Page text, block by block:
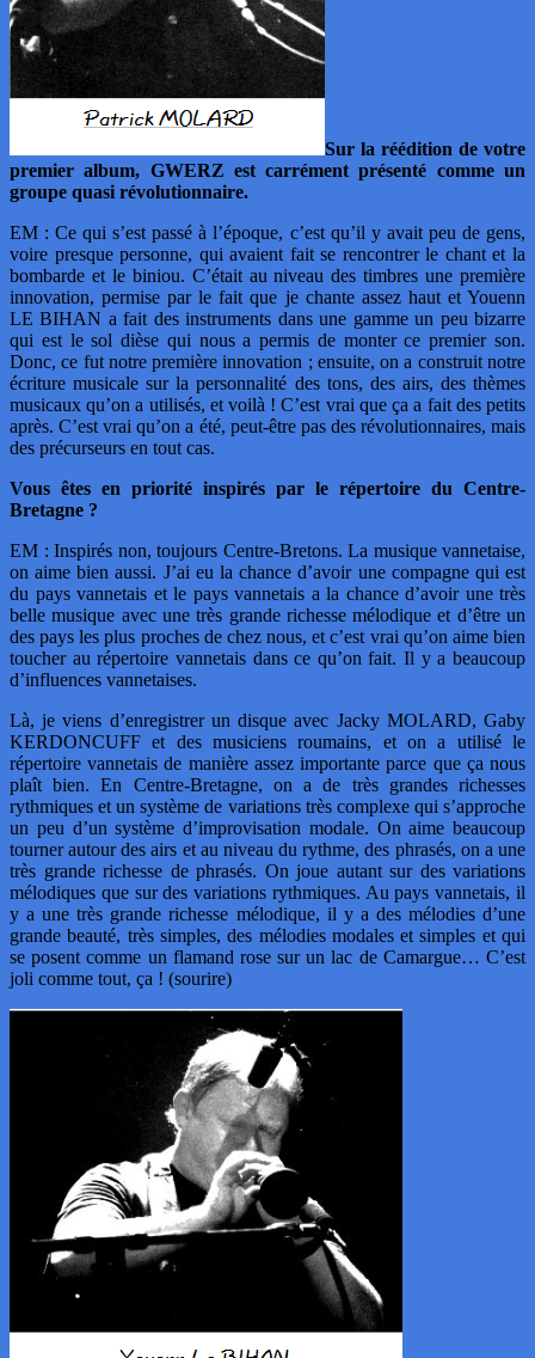
Sur la réédition de votre
premier album, GWERZ est carrément présenté comme un
groupe quasi révolutionnaire.
EM : Ce qui s’est passé à l’époque, c’est qu’il y avait peu de gens,
voire presque personne, qui avaient fait se rencontrer le chant et la
bombarde et le biniou. C’était au niveau des timbres une première
innovation, permise par le fait que je chante assez haut et Youenn
LE BIHAN a fait des instruments dans une gamme un peu bizarre
qui est le sol dièse qui nous a permis de monter ce premier son.
Donc, ce fut notre première innovation ; ensuite, on a construit notre
écriture musicale sur la personnalité des tons, des airs, des thèmes
musicaux qu’on a utilisés, et voilà ! C’est vrai que ça a fait des petits
après. C’est vrai qu’on a été, peut-être pas des révolutionnaires, mais
des précurseurs en tout cas.
Vous êtes en priorité inspirés par le répertoire du Centre-
Bretagne ?
EM : Inspirés non, toujours Centre-Bretons. La musique vannetaise,
on aime bien aussi. J’ai eu la chance d’avoir une compagne qui est
du pays vannetais et le pays vannetais a la chance d’avoir une très
belle musique avec une très grande richesse mélodique et d’être un
des pays les plus proches de chez nous, et c’est vrai qu’on aime bien
toucher au répertoire vannetais dans ce qu’on fait. Il y a beaucoup
d’influences vannetaises.
Là, je viens d’enregistrer un disque avec Jacky MOLARD, Gaby
KERDONCUFF et des musiciens roumains, et on a utilisé le
répertoire vannetais de manière assez importante parce que ça nous
plaît bien. En Centre-Bretagne, on a de très grandes richesses
rythmiques et un système de variations très complexe qui s’approche
un peu d’un système d’improvisation modale. On aime beaucoup
tourner autour des airs et au niveau du rythme, des phrasés, on a une
très grande richesse de phrasés. On joue autant sur des variations
mélodiques que sur des variations rythmiques. Au pays vannetais, il
y a une très grande richesse mélodique, il y a des mélodies d’une
grande beauté, très simples, des mélodies modales et simples et qui
se posent comme un flamand rose sur un lac de Camargue… C’est
joli comme tout, ça ! (sourire)